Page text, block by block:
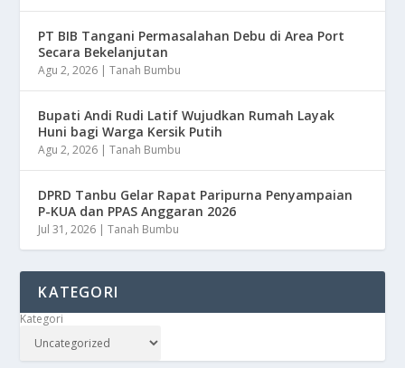
PT BIB Tangani Permasalahan Debu di Area Port
Secara Bekelanjutan
Agu 2, 2026 |Tanah Bumbu
Bupati Andi Rudi Latif Wujudkan Rumah Layak
Huni bagi Warga Kersik Putih
Agu 2, 2026 |Tanah Bumbu
DPRD Tanbu Gelar Rapat Paripurna Penyampaian
P-KUA dan PPAS Anggaran 2026
Jul 31, 2026 |Tanah Bumbu
KATEGORI
Kategori